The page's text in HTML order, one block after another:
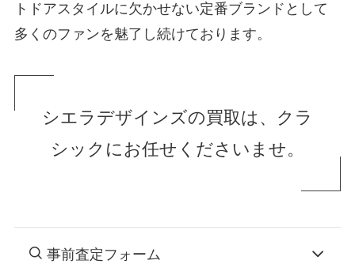
トドアスタイルに欠かせない定番ブランドとして
多くのファンを魅了し続けております。
シエラデザインズの買取は、クラ
シックにお任せくださいませ。
事前査定フォーム